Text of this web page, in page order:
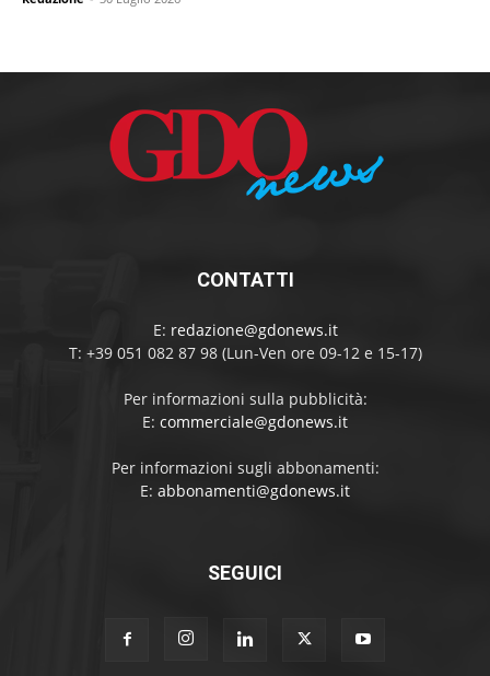
CONTATTI
E: redazione@gdonews.it
T: +39 051 082 87 98 (Lun-Ven ore 09-12 e 15-17)
Per informazioni sulla pubblicità:
E: commerciale@gdonews.it
Per informazioni sugli abbonamenti:
E: abbonamenti@gdonews.it
SEGUICI